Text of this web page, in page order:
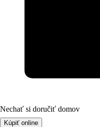
Nechať si doručiť domov
Kúpiť online